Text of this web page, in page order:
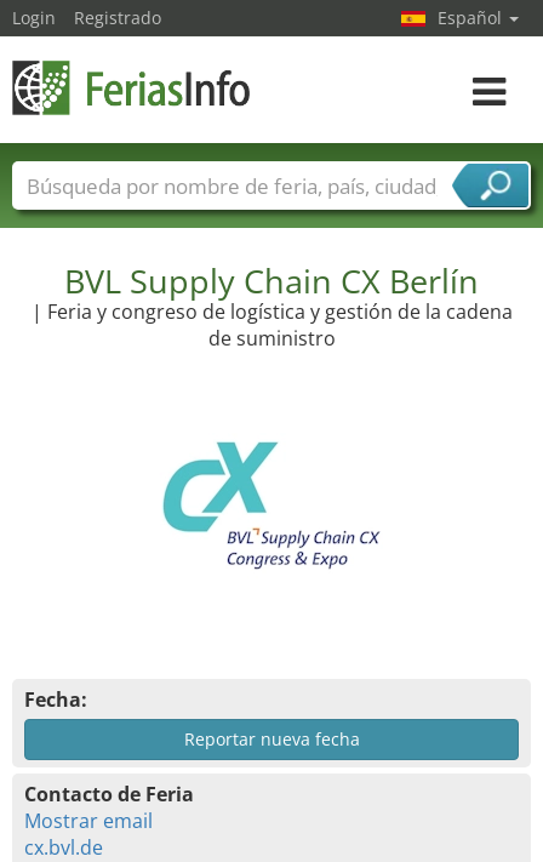
BVL Supply Chain CX Berlín
| Feria y congreso de logística y gestión de la cadena
de suministro
Fecha:
Reportar nueva fecha
Contacto de Feria
Mostrar email
cx.bvl.de
Login Registrado Español
toggle
Nombres de ferias Países
Ciudades
Sectores de proveedor de servicios